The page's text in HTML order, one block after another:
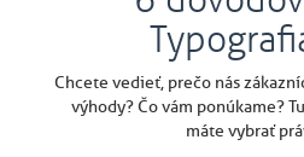
Chcete vedieť, prečo nás
výhody? Čo vám ponúkame?
máte vybrať